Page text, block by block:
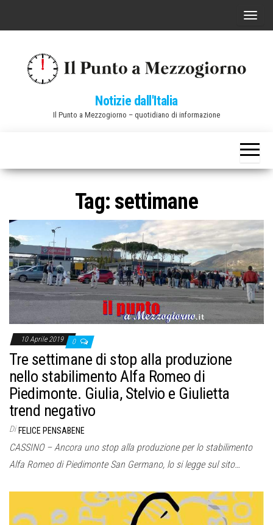
C
a
v
a
z
i
o
n
e
Notizie dall'Italia
Il Punto a Mezzogiorno – quotidiano di informazione
Tag: settimane
10 Aprile 2019 0
Tre settimane di stop alla produzione
nello stabilimento Alfa Romeo di
Piedimonte. Giulia, Stelvio e Giulietta
trend negativo
Di FELICE PENSABENE
CASSINO – Ancora uno stop alla produzione per lo stabilimento
Alfa Romeo di Piedimonte San Germano, lo si legge sul sito…